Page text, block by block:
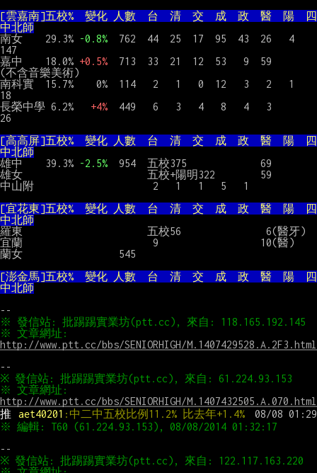
[雲嘉南]五校%  變化 人數  台  清  交  成  政  醫  陽  四
中北師
南女    29.3% -0.8%
  762  44  25  17  95  43  26   4
147
嘉中    18.0% +0.5%
  713  33  21  12  53   9  59
(不含音樂美術)
南科實  15.7%    0%  114   2   1   0  12   3   2   1
18
長榮中學 6.2% +4%
449   6   3   4   8   4   3
26
[高高屏]五校%  變化 人數  台  清  交  成  政  醫  陽  四
中北師
雄中    39.3% -2.5%
  954  五校375             69
雄女                      五校+陽明322        59
中山附                     2   1   1   5   1
[宜花東]五校%  變化 人數  台  清  交  成  政  醫  陽  四
中北師
羅東                      五校56               6(醫牙)
宜蘭                       9                  10(醫)
蘭女                 545
[澎金馬]五校%  變化 人數  台  清  交  成  政  醫  陽  四
中北師
http://www.ptt.cc/bbs/SENIORHIGH/M.1407429528.A.2F3.html
http://www.ptt.cc/bbs/SENIORHIGH/M.1407432505.A.070.html
推
aet40201 :中二中五校比例11.2% 比去年+1.4%